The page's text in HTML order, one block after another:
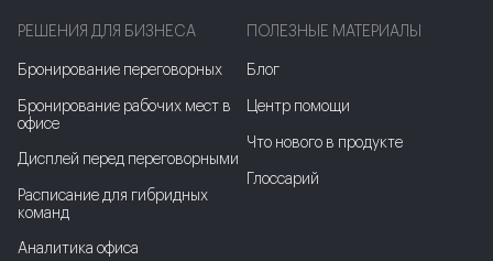
РЕШЕНИЯ ДЛЯ БИЗНЕСА
Бронирование переговорных
Бронирование рабочих мест в
офисе
Дисплей перед переговорными
Расписание для гибридных
команд
Аналитика офиса
ПОЛЕЗНЫЕ МАТЕРИАЛЫ
Блог
Центр помощи
Что нового в продукте
Глоссарий